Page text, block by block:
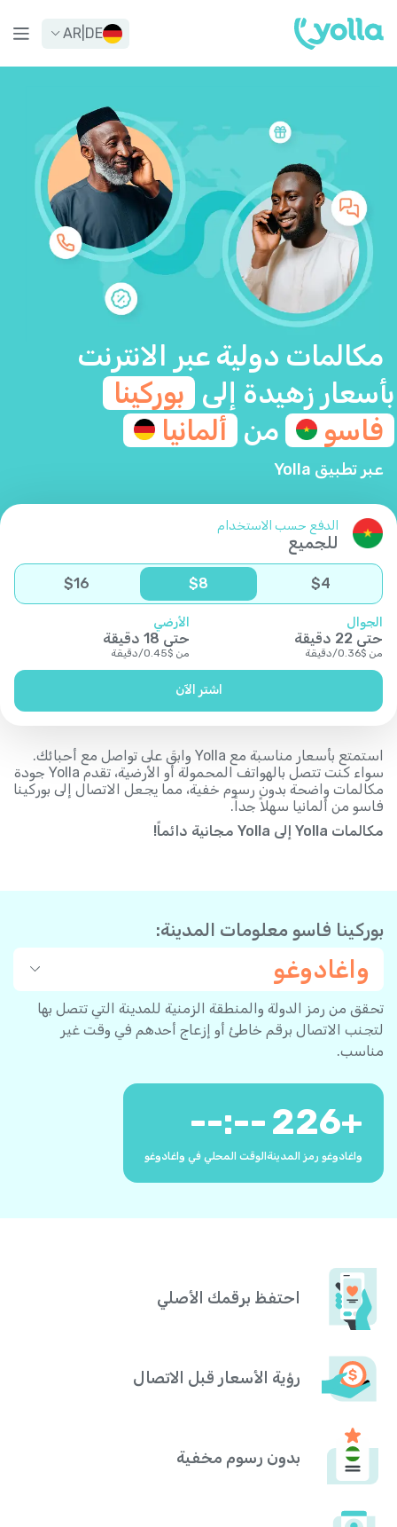
DE
AR
مكالمات دولية عبر الانترنت
بأسعار زهيدة إلى بوركينا
فاسو
من ألمانيا
عبر تطبيق Yolla
الدفع حسب الاستخدام
للجميع
$4
$8
$16
الجوال
حتى 22 دقيقة
من $
0.36
/دقيقة
الأرضي
حتى 18 دقيقة
من $
0.45
/دقيقة
اشتر الآن
استمتع بأسعار مناسبة مع Yolla وابقَ على تواصل مع أحبائك.
سواء كنت تتصل بالهواتف المحمولة أو الأرضية، تقدم Yolla جودة
مكالمات واضحة بدون رسوم خفية، مما يجعل الاتصال إلى بوركينا
فاسو من ألمانيا سهلاً جداً.
مكالمات Yolla إلى Yolla مجانية دائماً!
بوركينا فاسو معلومات المدينة:
واغادوغو
تحقق من رمز الدولة والمنطقة الزمنية للمدينة التي تتصل بها
لتجنب الاتصال برقم خاطئ أو إزعاج أحدهم في وقت غير
مناسب.
+
226
واغادوغو رمز المدينة
--:--
الوقت المحلي في واغادوغو
احتفظ برقمك الأصلي
رؤية الأسعار قبل الاتصال
بدون رسوم مخفية